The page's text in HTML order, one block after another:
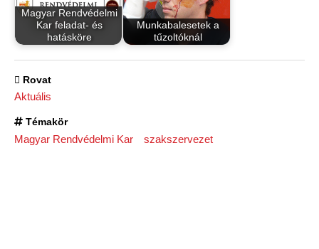
Magyar Rendvédelmi
Kar feladat- és
hatásköre
Munkabalesetek a
tűzoltóknál
Rovat
Aktuális
Témakör
Magyar Rendvédelmi Kar szakszervezet